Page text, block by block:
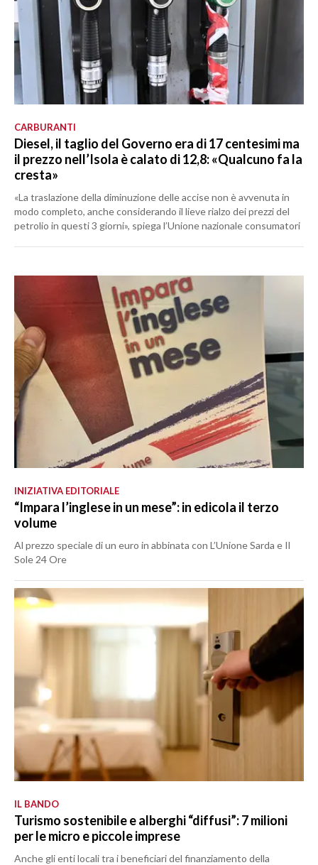
CARBURANTI
Diesel, il taglio del Governo era di 17 centesimi ma
il prezzo nell’Isola è calato di 12,8: «Qualcuno fa la
cresta»
«La traslazione della diminuzione delle accise non è avvenuta in
modo completo, anche considerando il lieve rialzo dei prezzi del
petrolio in questi 3 giorni», spiega l’Unione nazionale consumatori
INIZIATIVA EDITORIALE
“Impara l’inglese in un mese”: in edicola il terzo
volume
Al prezzo speciale di un euro in abbinata con L’Unione Sarda e Il
Sole 24 Ore
IL BANDO
Turismo sostenibile e alberghi “diffusi”: 7 milioni
per le micro e piccole imprese
Anche gli enti locali tra i beneficiari del finanziamento della